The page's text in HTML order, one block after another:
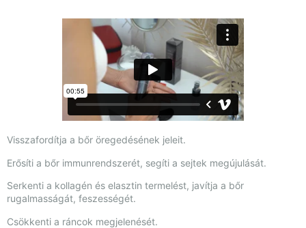
Visszafordítja a bőr öregedésének jeleit.
Erősíti a bőr immunrendszerét, segíti a sejtek megújulását.
Serkenti a kollagén és elasztin termelést, javítja a bőr
rugalmasságát, feszességét.
Csökkenti a ráncok megjelenését.